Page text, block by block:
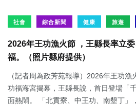
社會 綜合新聞 健康 旅遊
2026年王功漁火節 ，王縣長率立
福。（照片縣府提供）
（記者周為政芳苑報導）2026年王功
功福海宮揭幕，王縣長說，首日登場「
面熱鬧。 「北貢寮、中王功、南墾丁」